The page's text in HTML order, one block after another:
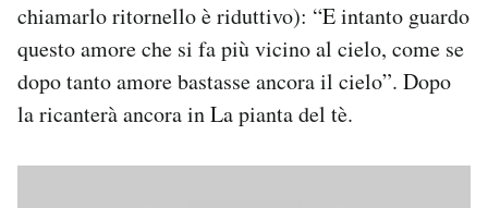
chiamarlo ritornello è riduttivo): “E intanto guardo
questo amore che si fa più vicino al cielo, come se
dopo tanto amore bastasse ancora il cielo”. Dopo
la ricanterà ancora in La pianta del tè.